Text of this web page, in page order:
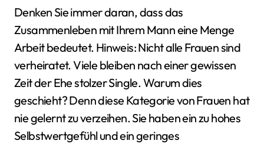
Denken Sie immer daran, dass das
Zusammenleben mit Ihrem Mann eine Menge
Arbeit bedeutet. Hinweis: Nicht alle Frauen sind
verheiratet. Viele bleiben nach einer gewissen
Zeit der Ehe stolzer Single. Warum dies
geschieht? Denn diese Kategorie von Frauen hat
nie gelernt zu verzeihen. Sie haben ein zu hohes
Selbstwertgefühl und ein geringes